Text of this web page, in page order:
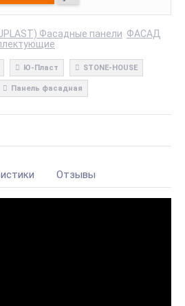
Фасадные панели ФАСАД
Ю-Пласт STONE-HOUSE
Панель фасадная
Отзывы